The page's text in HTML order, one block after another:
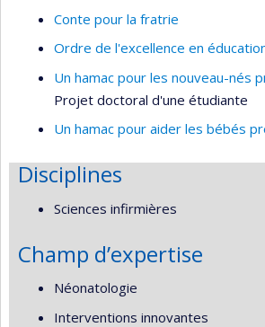
Conte pour la fratrie
Ordre de l'excellence en
Un hamac pour les nouveau-nés
Projet doctoral d'une étudiante
Un hamac pour aider les bébés
Disciplines
Sciences infirmières
Champ d’expertise
Néonatologie
Interventions innovantes